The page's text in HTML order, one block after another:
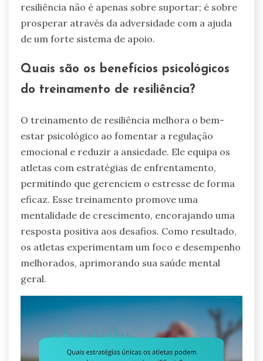
resiliência não é apenas sobre suportar; é sobre
prosperar através da adversidade com a ajuda
de um forte sistema de apoio.
Quais são os benefícios psicológicos
do treinamento de resiliência?
O treinamento de resiliência melhora o bem-
estar psicológico ao fomentar a regulação
emocional e reduzir a ansiedade. Ele equipa os
atletas com estratégias de enfrentamento,
permitindo que gerenciem o estresse de forma
eficaz. Esse treinamento promove uma
mentalidade de crescimento, encorajando uma
resposta positiva aos desafios. Como resultado,
os atletas experimentam um foco e desempenho
melhorados, aprimorando sua saúde mental
geral.